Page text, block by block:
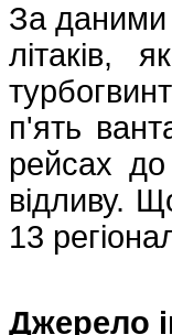
За
літаків,
п'ять
рейсах
відливу.
13
Джерело